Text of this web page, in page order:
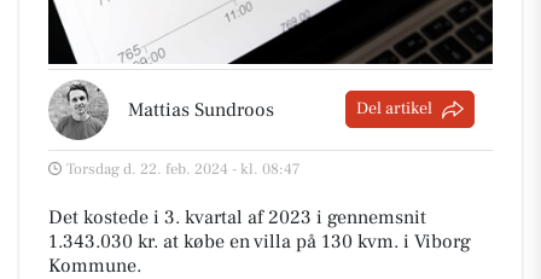
Mattias Sundroos Del artikel
Torsdag d. 22. feb. 2024 - kl. 08:47
Det kostede i 3. kvartal af 2023 i gennemsnit
1.343.030 kr. at købe en villa på 130 kvm. i Viborg
Kommune.